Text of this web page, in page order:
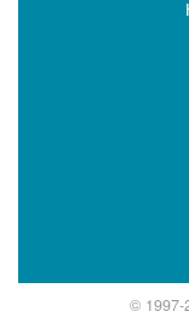
© 1997-